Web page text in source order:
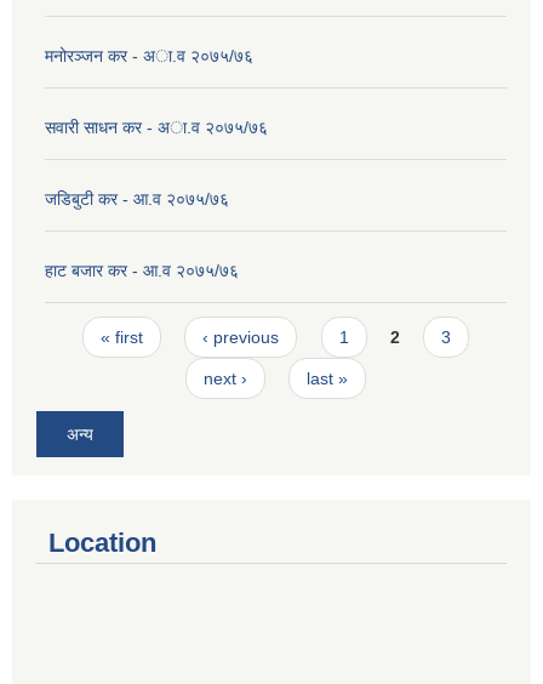
मनोरञ्जन कर - अा.व २०७५/७६
सवारी साधन कर - अा.व २०७५/७६
जडिबुटी कर - आ.व २०७५/७६
हाट बजार कर - आ.व २०७५/७६
Pages
« first ‹ previous 1 2 3
next › last »
अन्य
Location